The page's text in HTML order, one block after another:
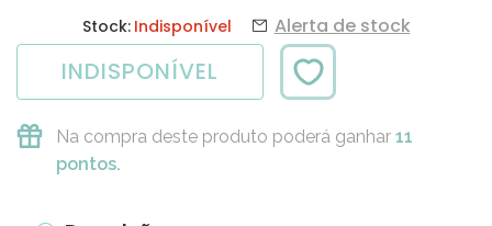
Stock: Indisponível Alerta de stock
INDISPONÍVEL
Na compra deste produto poderá ganhar 11
pontos.